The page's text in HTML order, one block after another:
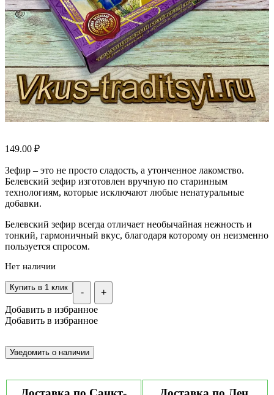
149.00 ₽
Зефир – это не просто сладость, а утонченное лакомство.
Белевский зефир изготовлен вручную по старинным
технологиям, которые исключают любые ненатуральные
добавки.
Белевский зефир всегда отличает необычайная нежность и
тонкий, гармоничный вкус, благодаря которому он неизменно
пользуется спросом.
Нет наличии
- +
Купить в 1 клик
Добавить в избранное
Добавить в избранное